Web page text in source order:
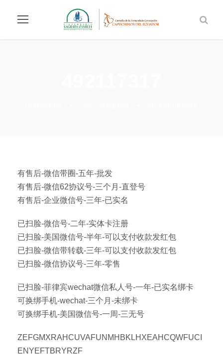
有售后-微信带圈-五年-批发
有售后-微信62协议号-三个月-直登号
有售后-企业微信号-三年-已实名
已扫脸-微信号-二年-实体卡注册
已扫脸-美国微信号-半年-可以支付收款发红包
已扫脸-微信带转载-三年-可以支付收款发红包
已扫脸-微信协议号-三年-零售
已扫脸-菲律宾wechat微信私人号-一年-已实名绑卡
可换绑手机-wechat-三个月-未绑卡
可换绑手机-美国微信号-一周-三无号
ZEFGMXRAHCUVAFUNMHBKLHXEAHCQWFUCI
ENYEFTBRYRZF